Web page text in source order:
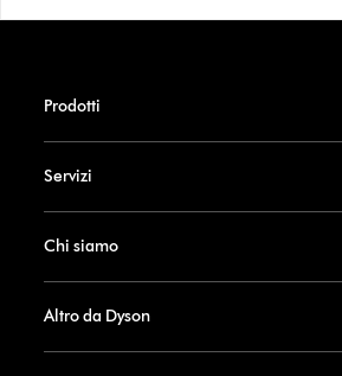
Prodotti
Servizi
Chi siamo
Altro da Dyson